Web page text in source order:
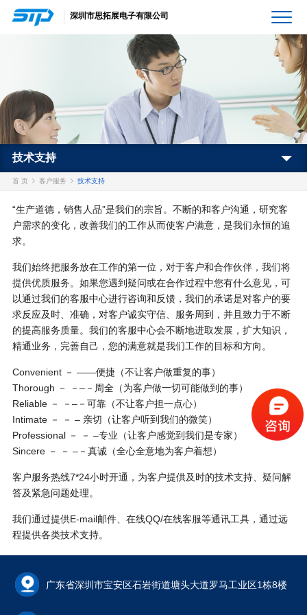
深圳市思拓展电子有限公司
技术支持
首 页 客户服务 技术支持
“生产道德，销售人品”是我们的宗旨。不断的和客户沟通，研究客
户需求的变化，改善我们的工作从而使客户满意，是我们永恒的追
求。
我们始终把服务放在工作的第一位，对于客户和合作伙伴，我们将
提供优质服务。如果您遇到疑问或在合作过程中您有什么意见，可
以通过我们的客服中心进行咨询和反馈，我们的承诺是对客户的要
求反应及时、准确，对客户诚实守信、服务周到，并且致力于不断
的提高服务质量。我们的客服中心会不断地进取发展，扩大知识，
精通业务，完善自己，您的满意就是我们工作的目标和方向。
Convenient － ――便捷（不让客户做重复的事）
Thorough － －–－周全（为客户做一切可能做到的事）
Reliable － －–－可靠（不让客户担一点心）
Intimate － － – 亲切（让客户听到我们的微笑）
Professional － － –专业（让客户感觉到我们是专家）
Sincere － － –－真诚（全心全意地为客户着想）
客户服务热线7*24小时开通，为客户提供及时的技术支持、疑问解
答及紧急问题处理。
我们通过提供E-mail邮件、在线QQ/在线客服等通讯工具，通过远
程提供各类技术支持。
广东省深圳市宝安区石岩街道塘头大道罗马工业区1栋8楼